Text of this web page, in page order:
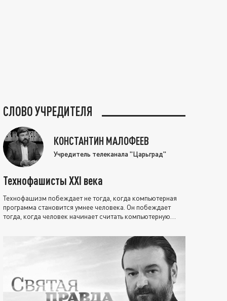
СЛОВО УЧРЕДИТЕЛЯ
КОНСТАНТИН МАЛОФЕЕВ
Учредитель телеканала "Царьград"
Технофашисты XXI века
Технофашизм побеждает не тогда, когда компьютерная
программа становится умнее человека. Он побеждает
тогда, когда человек начинает считать компьютерную